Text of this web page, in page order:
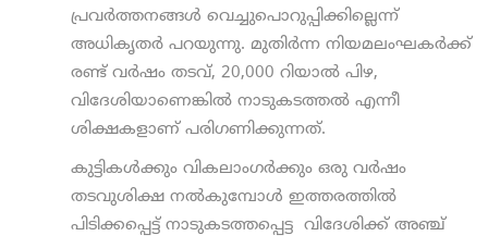
പ്രവർത്തനങ്ങൾ വെച്ചുപൊറുപ്പിക്കില്ലെന്ന്
അധികൃതർ പറയുന്നു. മുതിര്‍ന്ന നിയമലംഘകര്‍ക്ക്
രണ്ട് വര്‍ഷം തടവ്, 20,000 റിയാല്‍ പിഴ,
വിദേശിയാണെങ്കില്‍ നാടുകടത്തല്‍ എന്നീ
ശിക്ഷകളാണ് പരിഗണിക്കുന്നത്.
കുട്ടികള്‍ക്കും വികലാംഗര്‍ക്കും ഒരു വര്‍ഷം
തടവുശിക്ഷ നൽകുമ്പോൾ ഇത്തരത്തിൽ
പിടിക്കപ്പെട്ട് നാടുകടത്തപ്പെട്ട വിദേശിക്ക് അഞ്ച്